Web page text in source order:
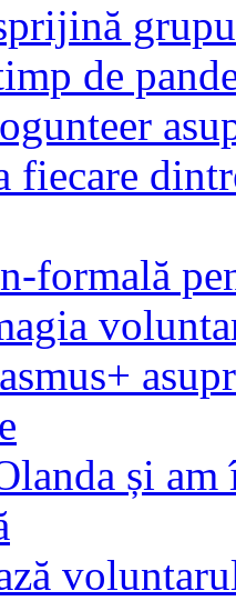
de
formală
și am